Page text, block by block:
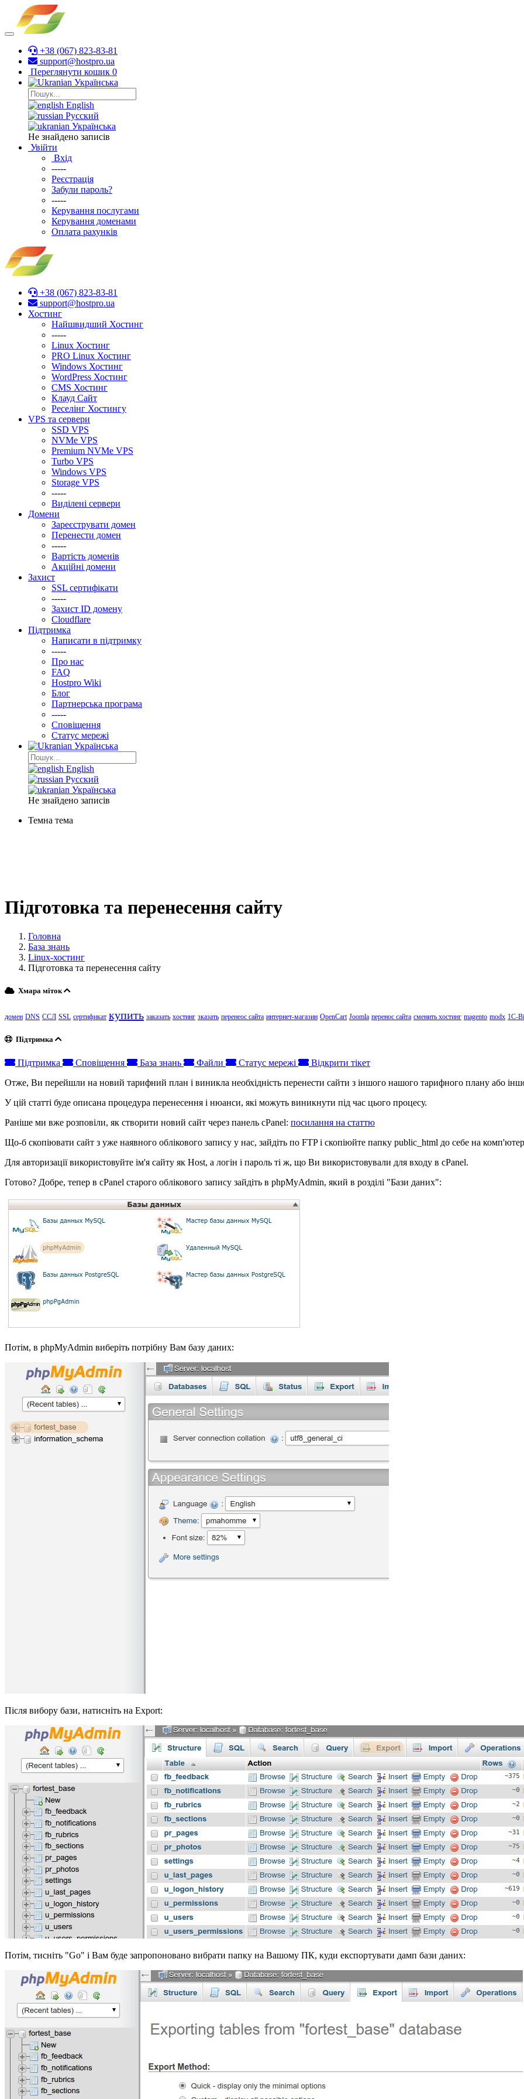
+38 (067) 823-83-81
support@hostpro.ua
Переглянути кошик 0
Українська
English
Русский
Українська
Не знайдено записів
Увійти
Вхід
-----
Реєстрація
Забули пароль?
-----
Керування послугами
Керування доменами
Оплата рахунків
+38 (067) 823-83-81
support@hostpro.ua
Хостинг
Найшвидший Хостинг
-----
Linux Хостинг
PRO Linux Хостинг
Windows Хостинг
WordPress Хостинг
CMS Хостинг
Клауд Сайт
Реселінг Хостингу
VPS та сервери
SSD VPS
NVMe VPS
Premium NVMe VPS
Turbo VPS
Windows VPS
Stоrage VPS
-----
Виділені сервери
Домени
Зареєструвати домен
Перенести домен
-----
Вартість доменів
Акційні домени
Захист
SSL сертифікати
-----
Захист ID домену
Clоudflare
Підтримка
Написати в підтримку
-----
Про нас
FAQ
Hostpro Wiki
Блог
Партнерська програма
-----
Сповіщення
Статус мережі
Українська
English
Русский
Українська
Не знайдено записів
Темна тема
Підготовка та перенесення сайту
Головна
База знань
Linux-хостинг
Підготовка та перенесення сайту
Хмара міток
домен DNS ССЛ SSL сертификат купить заказать хостинг зказать перенеос сайта интернет-магазин OpenCart Joomla перенос сайта сменить хостинг magento modx 1C-
Підтримка
Підтримка Сповіщення База знань Файли Статус мережі
Відкрити тікет
Отже, Ви перейшли на новий тарифний план і виникла необхідність перенести сайти з іншого нашого тарифного плану або
У цій статті буде описана процедура перенесення і нюанси, які можуть виникнути під час цього процесу.
Раніше ми вже розповіли, як створити новий сайт через панель cPanel: посилання на статтю
Що-б скопіювати сайт з уже наявного облікового запису у нас, зайдіть по FTP і скопіюйте папку public_html до себе на
Для авторизації використовуйте ім'я сайту як Host, а логін і пароль ті ж, що Ви використовували для входу в cPanel.
Готово? Добре, тепер в cPanel старого облікового запису зайдіть в phpMyAdmin, який в розділі "Бази даних":
Потім, в phpMyAdmin виберіть потрібну Вам базу даних:
Після вибору бази, натисніть на Export:
Потім, тисніть "Go" і Вам буде запропоновано вибрати папку на Вашому ПК, куди експортувати дамп бази даних: